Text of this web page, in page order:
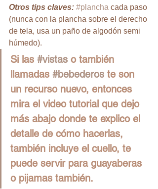
Otros tips claves: #plancha cada paso
(nunca con la plancha sobre el derecho
de tela, usa un paño de algodón semi
húmedo).
Si las #vistas o también
llamadas #bebederos te son
un recurso nuevo, entonces
mira el video tutorial que dejo
más abajo donde te explico el
detalle de cómo hacerlas,
también incluye el cuello, te
puede servir para guayaberas
o pijamas también.